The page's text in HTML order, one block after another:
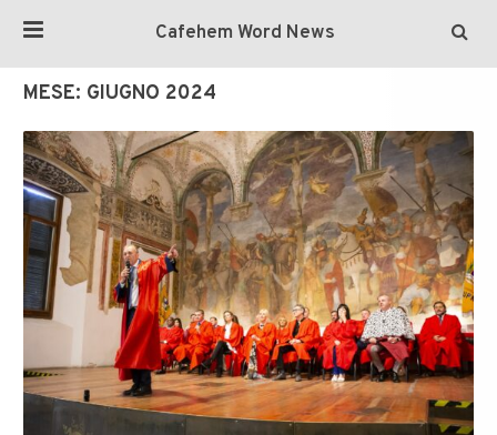
Cafehem Word News
MESE: GIUGNO 2024